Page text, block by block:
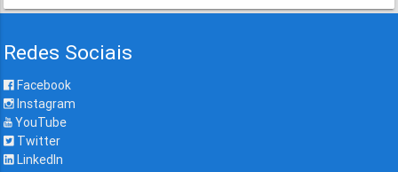
Redes Sociais
Facebook
Instagram
YouTube
Twitter
LinkedIn